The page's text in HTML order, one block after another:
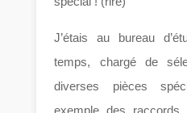
J’étais au bureau
temps, chargé de
diverses pièces
exemple des